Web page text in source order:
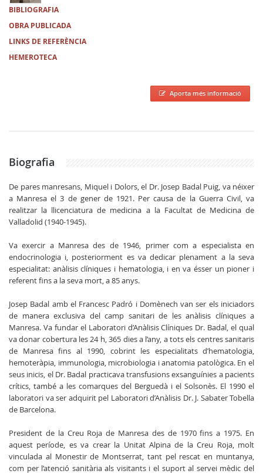
BIBLIOGRAFIA
OBRA PUBLICADA
LINKS DE REFERÈNCIA
HEMEROTECA
Aporta més informació
Biografia
De pares manresans, Miquel i Dolors, el Dr. Josep Badal Puig, va néixer
a Manresa el 3 de gener de 1921. Per causa de la Guerra Civil, va
realitzar la llicenciatura de medicina a la Facultat de Medicina de
Valladolid (1940-1945).
Va exercir a Manresa des de 1946, primer com a especialista en
endocrinologia i, posteriorment es va dedicar plenament a la seva
especialitat: anàlisis clíniques i hematologia, i en va ésser un pioner i
referent fins a la seva mort, a 85 anys.
Josep Badal amb el Francesc Padró i Domènech van ser els iniciadors
de manera exclusiva del camp sanitari de les anàlisis clíniques a
Manresa. Va fundar el Laboratori d’Anàlisis Clíniques Dr. Badal, el qual
va donar cobertura les 24 h, 365 dies a l’any, a tots els centres sanitaris
de Manresa fins al 1990, cobrint les especialitats d’hematologia,
hemoteràpia, immunologia, microbiologia i anatomia patològica. En el
seus inicis, el Dr. Badal practicava transfusions exsanguínies a pacients
crítics, també a les comarques del Berguedà i el Solsonès. El 1990 el
laboratori va ser adquirit pel Laboratori d’Anàlisis Dr. J. Sabater Tobella
de Barcelona.
President de la Creu Roja de Manresa des de 1970 fins a 1975. En
aquest període, es va crear la Unitat Alpina de la Creu Roja, molt
vinculada al Monestir de Montserrat, tant pel rescat en muntanya,
com per l’atenció sanitària als visitants i el suport al servei mèdic del